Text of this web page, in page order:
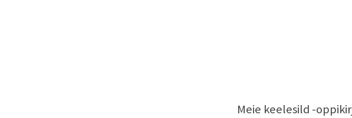
Meie keelesild -